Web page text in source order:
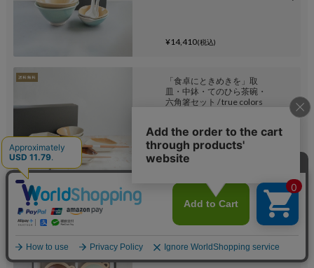
¥14,410(税込)
「食卓にときめきを」取
皿・中鉢・てのひら茶碗・
六角箸セット / true colors
「素敵な朝食」目玉焼き
鍋・箸・箸置きセット / true
＆熨斗付き / 瀬戸焼